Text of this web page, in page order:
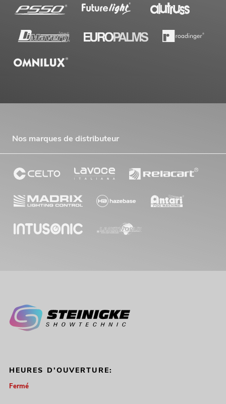
Nos marques de distributeur
HEURES D'OUVERTURE:
Fermé